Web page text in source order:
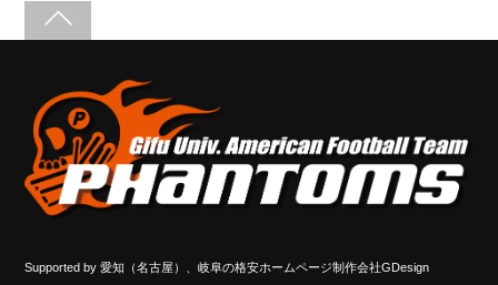
Supported by愛知（名古屋）、岐阜の格安ホームページ制作会社GDesign